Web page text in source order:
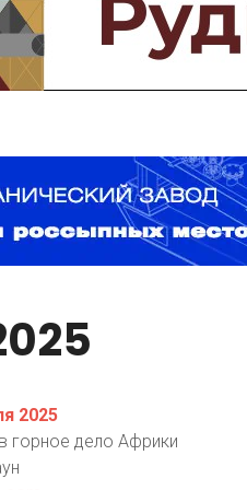
Предприятия и компании
Интервью
Выставки, Конференции
2025
горное дело Африки